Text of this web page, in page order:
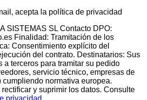
acepta la política de privacidad
SISTEMAS SL Contacto DPO:
Finalidad: Tramitación de los
Consentimiento explícito del
del contrato. Destinatarios: Sus
a terceros para tramitar su pedido
servicio técnico, empresas de
cumpliendo normativa europea.
rectificar y suprimir los datos. Consulte
privacidad.